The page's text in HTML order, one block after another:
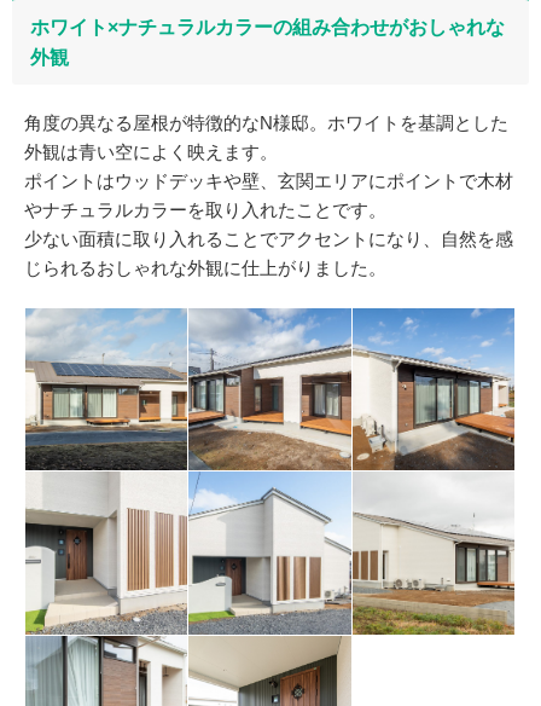
ホワイト×ナチュラルカラーの組み合わせがおしゃれな
外観
角度の異なる屋根が特徴的なN様邸。ホワイトを基調とした
外観は青い空によく映えます。
ポイントはウッドデッキや壁、玄関エリアにポイントで木材
やナチュラルカラーを取り入れたことです。
少ない面積に取り入れることでアクセントになり、自然を感
じられるおしゃれな外観に仕上がりました。